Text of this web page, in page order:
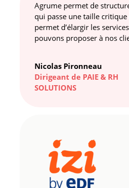
Agrume permet de
qui passe une taille critique
permet d’élargir les
pouvons proposer à nos
Nicolas Pironneau
Dirigeant de PAIE & RH
SOLUTIONS